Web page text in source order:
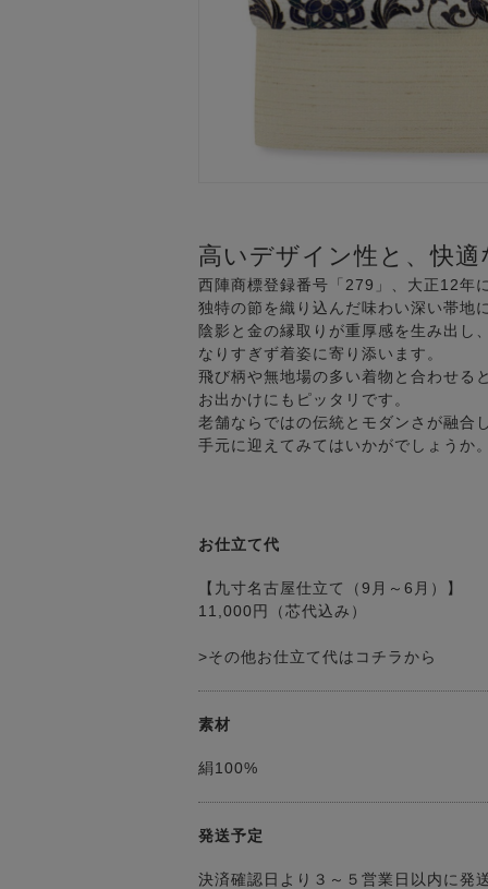
高いデザイン性と、快適
西陣商標登録番号「279」、大正12年
独特の節を織り込んだ味わい深い帯地
陰影と金の縁取りが重厚感を生み出し
なりすぎず着姿に寄り添います。
飛び柄や無地場の多い着物と合わせる
お出かけにもピッタリです。
老舗ならではの伝統とモダンさが融合
手元に迎えてみてはいかがでしょうか
お仕立て代
【九寸名古屋仕立て（9月～6月）】
11,000円（芯代込み）
>その他お仕立て代はコチラから
素材
絹100%
発送予定
決済確認日より３～５営業日以内に発